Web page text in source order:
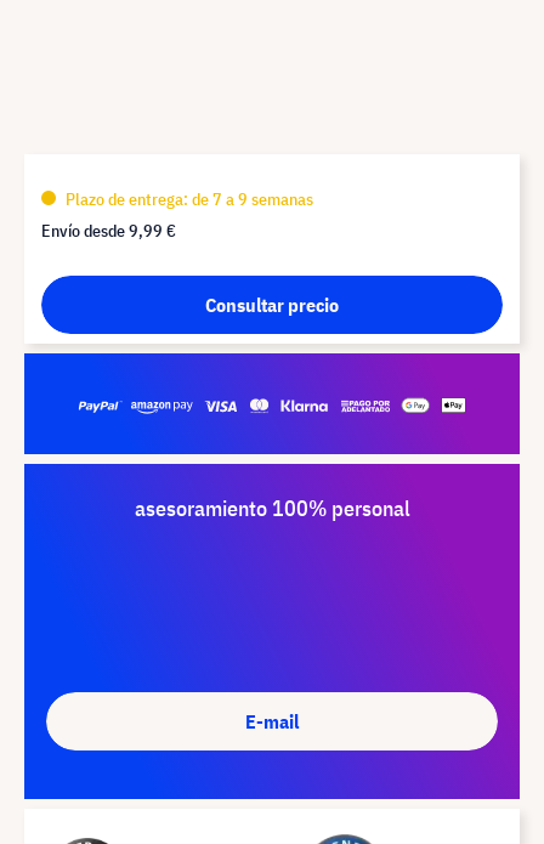
Plazo de entrega: de 7 a 9 semanas
Envío desde9,99 €
Consultar precio
asesoramiento 100% personal
E-mail